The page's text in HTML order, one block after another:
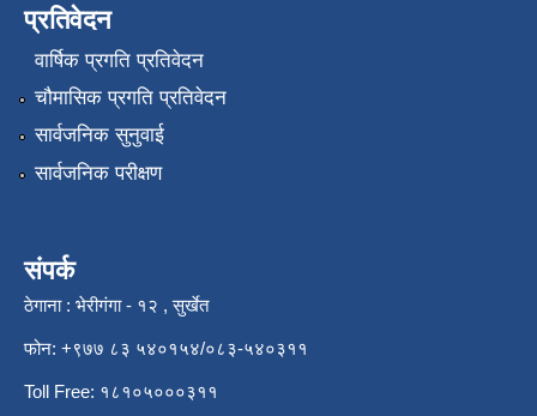
प्रतिवेदन
वार्षिक प्रगति प्रतिवेदन
चौमासिक प्रगति प्रतिवेदन
सार्वजनिक सुनुवाई
सार्वजनिक परीक्षण
संपर्क
ठेगाना : भेरीगंगा - १२ , सुर्खेत
फोन: +९७७ ८३ ५४०१५४/०८३-५४०३११
Toll Free: १८१०५०००३११